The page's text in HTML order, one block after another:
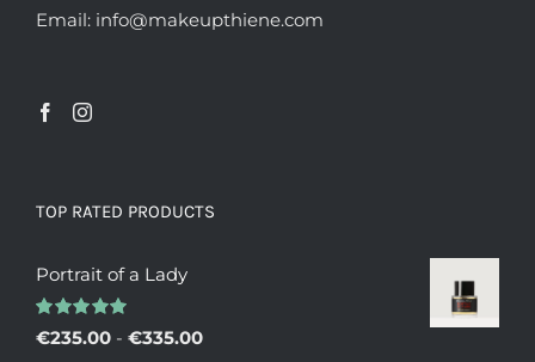
Email: info@makeupthiene.com
TOP RATED PRODUCTS
Portrait of a Lady
Valutato
€235.00 - €335.00Fascia